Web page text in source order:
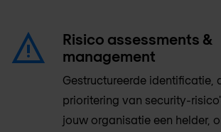
Risico assessments &
management
Gestructureerde identificatie,
prioritering van security-
jouw organisatie een helder,